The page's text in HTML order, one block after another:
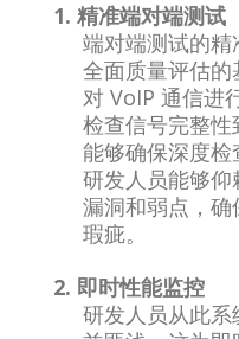
1. 精准端对端测试
端对端测试的精
全面质量评估的
对 VoIP 通信进
检查信号完整
能够确保深度检
研发人员能够
漏洞和弱点，
瑕疵。
2. 即时性能监控
研发人员从此